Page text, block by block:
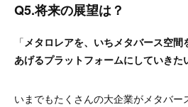
Q5.将来の展望は？
「メタロレアを、いちメタバース空間
あげるプラットフォームにしていきた
いまでもたくさんの大企業がメタバ